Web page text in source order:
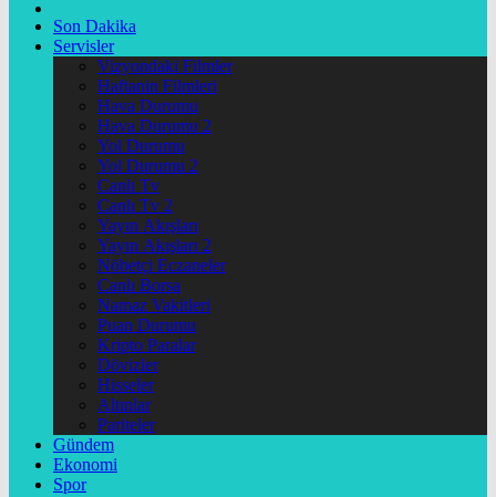
Son Dakika
Servisler
Vizyondaki Filmler
Haftanin Filmleri
Hava Durumu
Hava Durumu 2
Yol Durumu
Yol Durumu 2
Canlı Tv
Canlı Tv 2
Yayın Akışları
Yayın Akışları 2
Nöbetçi Eczaneler
Canlı Borsa
Namaz Vakitleri
Puan Durumu
Kripto Paralar
Dövizler
Hisseler
Altınlar
Pariteler
Gündem
Ekonomi
Spor